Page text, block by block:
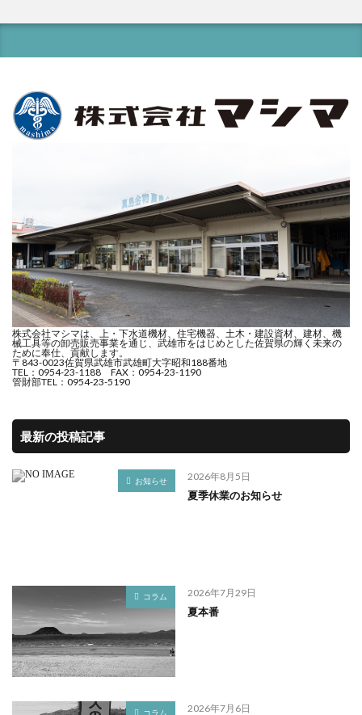
株式会社マシマは、上・下水道機材、住宅機器、土木・建設資材、建材、機
械工具等の卸売販売事業を通じ、武雄市をはじめとした佐賀県の輝く未来の
ために奉仕、貢献します。
〒843-0023佐賀県武雄市武雄町大字昭和188番地
TEL：0954-23-1188 FAX：0954-23-1190
管財部TEL：0954-23-5190
最新の投稿記事
お知らせ 2026年8月5日
夏季休業のお知らせ
コラム 2026年7月29日
夏本番
コラム 2026年7月6日